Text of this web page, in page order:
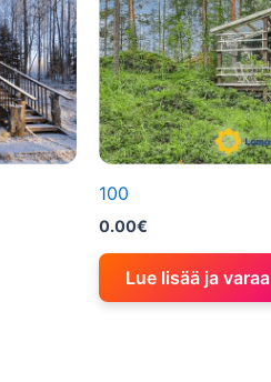
100
0.00€
Lue lisää ja varaa